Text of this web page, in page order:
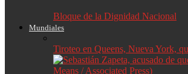
Bloque de la Dignidad Nacional
Mundiales
Tiroteo en Queens, Nueva York,